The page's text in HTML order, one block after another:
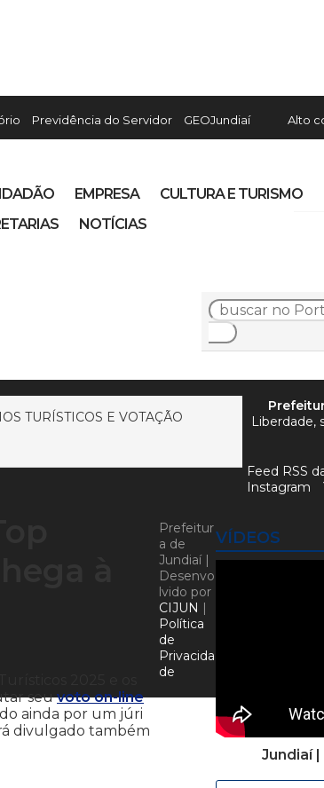
Previdência do Servidor GEOJundiaí Alto
EMPRESA
CULTURA E TURISMO
NOTÍCIAS
TURÍSTICOS E VOTAÇÃO
seuvoto on-line
ainda por um júri
divulgado também
VÍDEOS
Jundiaí
Liberdade,
Feed RSS
Instagram
Prefeitur
a de
Jundiaí |
Desenvo
lvido por
CIJUN |
Política
de
Privacida
de